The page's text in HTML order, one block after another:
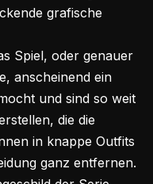
grafische
Spiel, oder genauer
anscheinend ein
und sind so weit
die die
in knappe Outfits
ganz entfernen.